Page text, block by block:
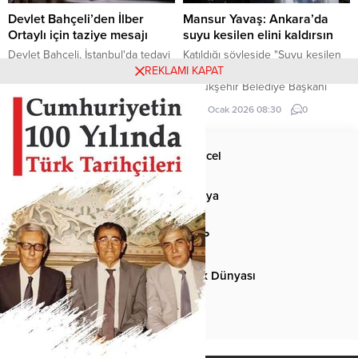
merkezi...
Devlet Bahçeli’den İlber
Ortaylı için taziye mesajı
Devlet Bahçeli, İstanbul'da tedavi
gördüğü hastanede hayatını
için taziye mesajı yayımladı.
14 Mart 2026 00:00 0
Mansur Yavaş: Ankara’da
suyu kesilen elini kaldırsın
Katıldığı söyleşide "Suyu kesilen
elini kaldırsın" diyen Ankara
Büyükşehir Belediye Başkanı
Mansur Yavaş, gençlerin yarısının
elini kaldırması sonucu neye
29 Ocak 2026 08:30 0
Anasayfa Güncel
Siyaset Dünya
Spor MHP
Kültür-Sanat Türk Dünyası
Basından
REKLAMI KAPAT